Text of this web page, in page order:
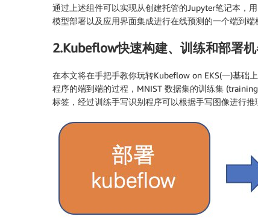
通过上述组件可以实现从创建托管的Jupyter笔记本，
模型部署以及应用界面集成进行在线预测的一个端到端
2.Kubeflow快速构建、训练和部署
在本文将在手把手教你玩转Kubeflow on EKS(一)基础
程序的端到端的过程，MNIST 数据集的训练集
标签，经过训练手写识别程序可以根据手写图像进行推